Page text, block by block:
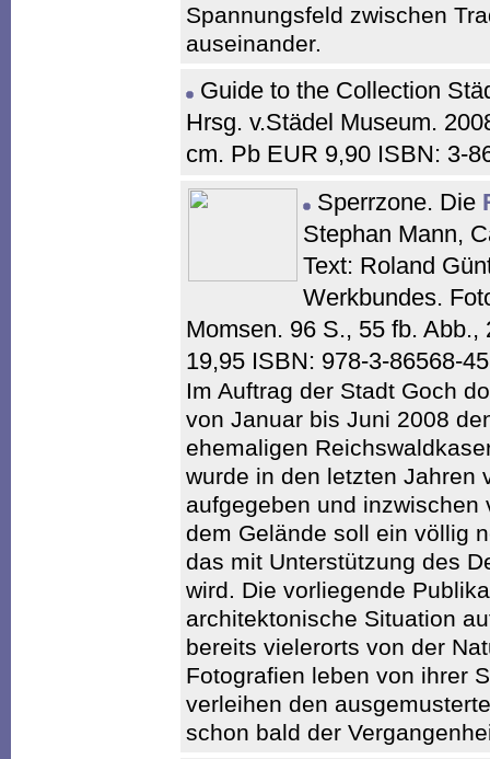
Spannungsfeld zwischen
auseinander.
Guide to the Collection
Hrsg. v.Städel Museum.
cm. Pb EUR 9,90 ISBN: 3-
Sperrzone. Die
Stephan Mann,
Text: Roland
Werkbundes.
Momsen. 96 S., 55 fb.
19,95 ISBN: 978-3-86568-
Im Auftrag der Stadt Goch
von Januar bis Juni 2008
ehemaligen
wurde in den letzten Jahren
aufgegeben und inzwischen
dem Gelände soll ein völlig
das mit Unterstützung des
wird. Die vorliegende
architektonische Situation
bereits vielerorts von der
Fotografien leben von ihrer
verleihen den
schon bald der